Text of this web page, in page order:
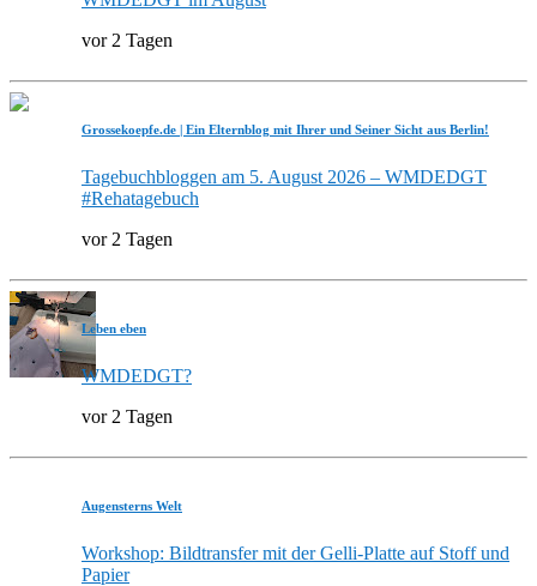
vor 2 Tagen
Grossekoepfe.de | Ein Elternblog mit Ihrer und Seiner Sicht aus Berlin!
Tagebuchbloggen am 5. August 2026 – WMDEDGT
#Rehatagebuch
vor 2 Tagen
Leben eben
WMDEDGT?
vor 2 Tagen
Augensterns Welt
Workshop: Bildtransfer mit der Gelli-Platte auf Stoff und
Papier